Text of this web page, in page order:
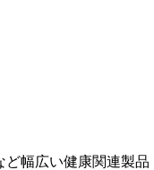
幅広い健康関連製品